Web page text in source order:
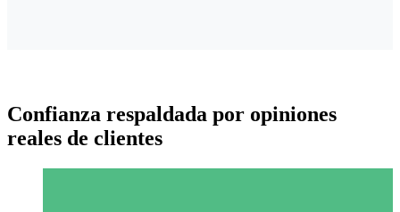
Confianza respaldada por opiniones
reales de clientes